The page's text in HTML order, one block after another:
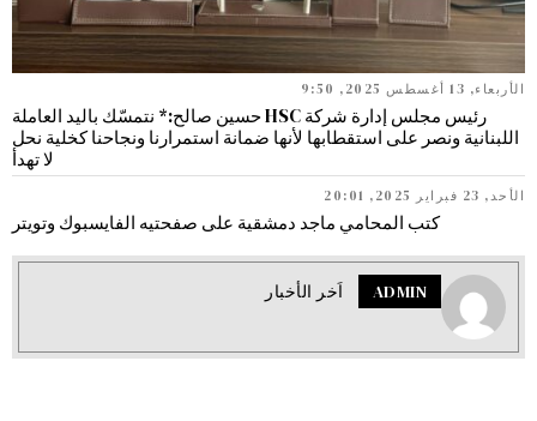
الأربعاء, 13 أغسطس 2025, 9:50
رئيس مجلس إدارة شركة HSC حسين صالح:* نتمسّك باليد العاملة
اللبنانية ونصر على استقطابها لأنها ضمانة استمرارنا ونجاحنا كخلية نحل
لا تهدأ
الأحد, 23 فبراير 2025, 20:01
كتب المحامي ماجد دمشقية على صفحتيه الفايسبوك وتويتر
ADMIN اَخر الأخبار